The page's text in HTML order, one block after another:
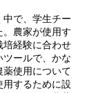
で、学生チー
農家が使用す
培経験に合わせ
ールで、かな
薬使用について
するために設